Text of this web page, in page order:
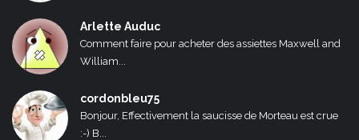
Arlette Auduc
Comment faire pour acheter des assiettes Maxwell and
William...
cordonbleu75
Bonjour, Effectivement la saucisse de Morteau est crue
:-) B...